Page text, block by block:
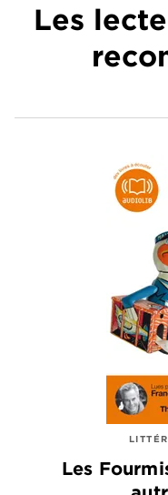
Les
Les